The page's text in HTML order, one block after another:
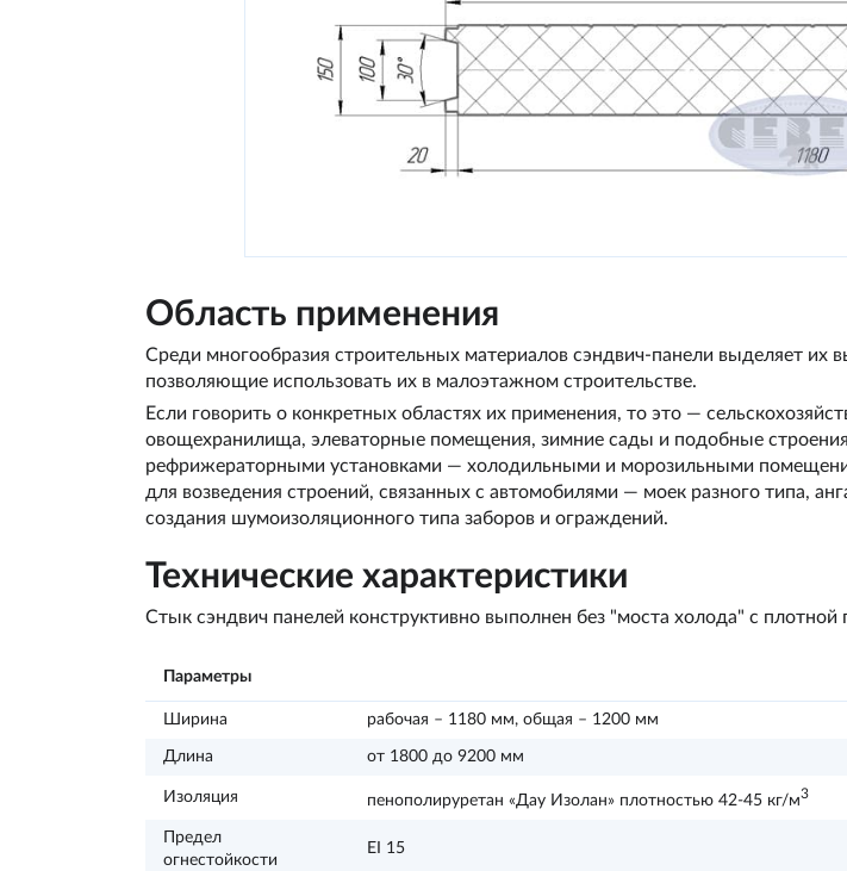
Область применения
Среди многообразия строительных материалов сэндвич-панели выделяет их
позволяющие использовать их в малоэтажном строительстве.
Если говорить о конкретных областях их применения, то это —
овощехранилища, элеваторные помещения, зимние сады и подобные
рефрижераторными установками — холодильными и морозильными
для возведения строений, связанных с автомобилями — моек разного типа,
создания шумоизоляционного типа заборов и ограждений.
Технические характеристики
Стык сэндвич панелей конструктивно выполнен без "моста холода" с
Параметры
Ширина рабочая – 1180 мм, общая – 1200 мм
Длина от 1800 до 9200 мм
Изоляция пенополируретан «Дау Изолан» плотностью 42-45 кг/м3
Предел
огнестойкости
EI 15